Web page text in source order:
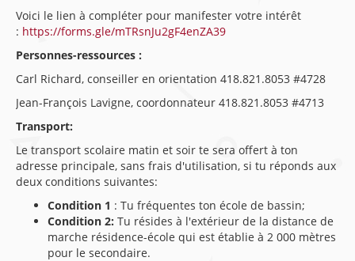
Voici le lien à compléter pour manifester votre intérêt
: https://forms.gle/mTRsnJu2gF4enZA39
Personnes-ressources :
Carl Richard, conseiller en orientation 418.821.8053 #4728
Jean-François Lavigne, coordonnateur 418.821.8053 #4713
Transport:
Le transport scolaire matin et soir te sera offert à ton
adresse principale, sans frais d'utilisation, si tu réponds aux
deux conditions suivantes:
Condition 1 : Tu fréquentes ton école de bassin;
Condition 2: Tu résides à l'extérieur de la distance de
marche résidence-école qui est établie à 2 000 mètres
pour le secondaire.